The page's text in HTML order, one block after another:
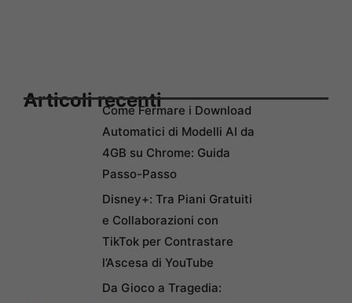
Articoli recentiCome Fermare i Download
Automatici di Modelli AI da
4GB su Chrome: Guida
Passo-Passo
Disney+: Tra Piani Gratuiti
e Collaborazioni con
TikTok per Contrastare
l’Ascesa di YouTube
Da Gioco a Tragedia: